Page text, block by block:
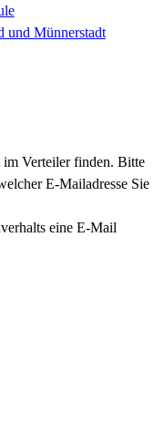
und Münnerstadt
Verteiler finden. Bitte
E-Mailadresse Sie
eine E-Mail